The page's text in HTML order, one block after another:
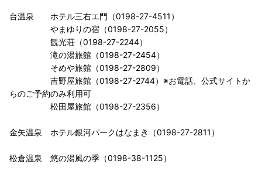
台温泉 ホテル三右エ門（0198-27-4511）
やまゆりの宿（0198-27-2055）
観光荘（0198-27-2244）
滝の湯旅館（0198-27-2454）
そめや旅館（0198-27-2809）
吉野屋旅館（0198-27-2744）※お電話、公式サイトか
らのご予約のみ利用可
松田屋旅館（0198-27-2356）
金矢温泉 ホテル銀河パークはなまき（0198-27-2811）
松倉温泉 悠の湯風の季（0198-38-1125）